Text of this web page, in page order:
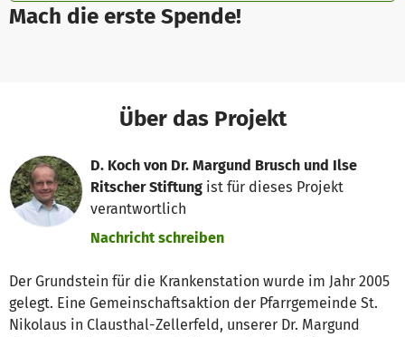
Mach die erste Spende!
Über das Projekt
D. Koch von Dr. Margund Brusch und Ilse
Ritscher Stiftung ist für dieses Projekt
verantwortlich
Nachricht schreiben
Der Grundstein für die Krankenstation wurde im Jahr 2005
gelegt. Eine Gemeinschaftsaktion der Pfarrgemeinde St.
Nikolaus in Clausthal-Zellerfeld, unserer Dr. Margund